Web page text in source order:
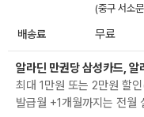
(중구 서소
배송료 무료
알라딘 만권당 삼성카드,
최대 1만원 또는 2만원 할
발급월 +1개월까지는 전월